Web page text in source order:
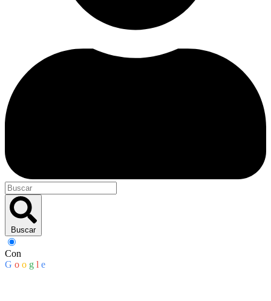
Buscar
Con
G o o g l e